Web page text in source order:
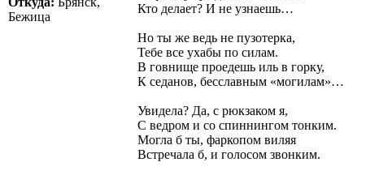
Бежица
Кто делает? И не узнаешь…
Но ты же ведь не пузотерка,
Тебе все ухабы по силам.
В говнище проедешь иль в горку,
К седанов, бесславным «могилам»…
Увидела? Да, с рюкзаком я,
С ведром и со спиннингом тонким.
Могла б ты, фаркопом виляя
Встречала б, и голосом звонким.